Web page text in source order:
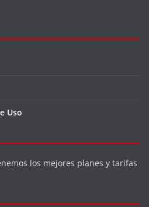
Uso
los mejores planes y tarifas